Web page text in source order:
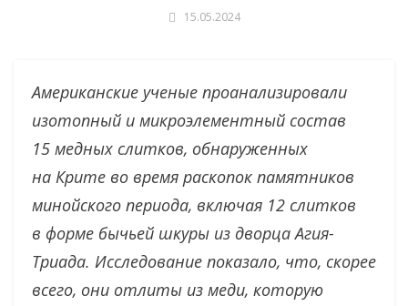
15.05.2024
Американские ученые проанализировали
изотопный и микроэлементный состав
15 медных слитков, обнаруженных
на Крите во время раскопок памятников
минойского периода, включая 12 слитков
в форме бычьей шкуры из дворца Агия-
Триада. Исследование показало, что, скорее
всего, они отлиты из меди, которую